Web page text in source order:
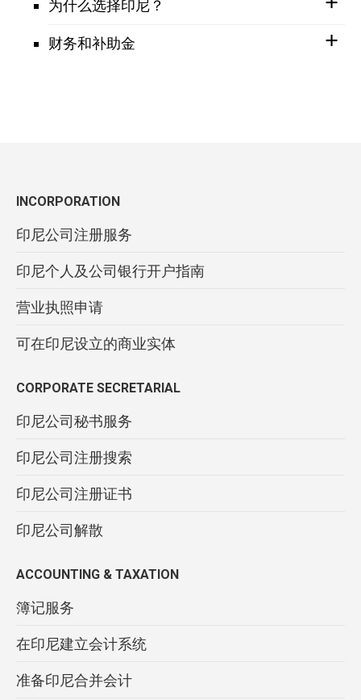
为什么选择印尼？
财务和补助金
INCORPORATION
印尼公司注册服务
印尼个人及公司银行开户指南
营业执照申请
可在印尼设立的商业实体
CORPORATE SECRETARIAL
印尼公司秘书服务
印尼公司注册搜索
印尼公司注册证书
印尼公司解散
ACCOUNTING & TAXATION
簿记服务
在印尼建立会计系统
准备印尼合并会计